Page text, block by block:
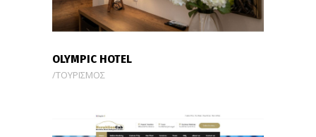
OLYMPIC HOTEL
ΤΟΥΡΙΣΜΟΣ